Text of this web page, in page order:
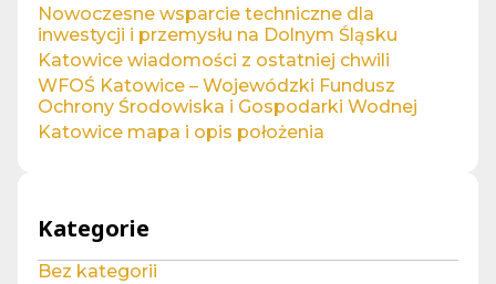
Nowoczesne wsparcie techniczne dla
inwestycji i przemysłu na Dolnym Śląsku
Katowice wiadomości z ostatniej chwili
WFOŚ Katowice – Wojewódzki Fundusz
Ochrony Środowiska i Gospodarki Wodnej
Katowice mapa i opis położenia
Kategorie
Bez kategorii